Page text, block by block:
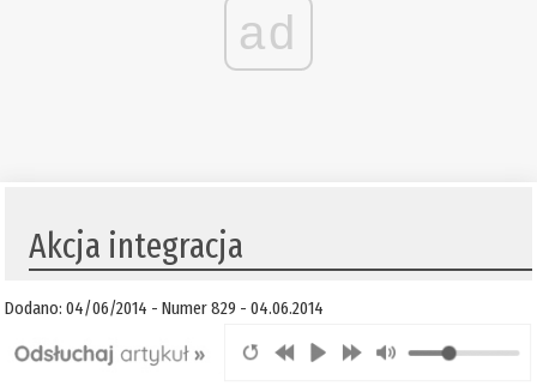
ad
Akcja integracja
Dodano: 04/06/2014 - Numer 829 - 04.06.2014